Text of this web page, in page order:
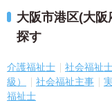
大阪市港区(大
探す
介護福祉士 社会福祉
級）
社会福祉主事
福祉士